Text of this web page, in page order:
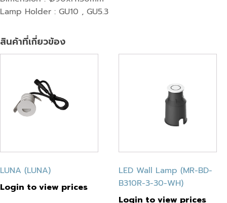
Lamp Holder : GU10 , GU5.3
สินค้าที่เกี่ยวข้อง
LUNA (LUNA)
Login to view prices
LED Wall Lamp (MR-BD-
B310R-3-30-WH)
Login to view prices